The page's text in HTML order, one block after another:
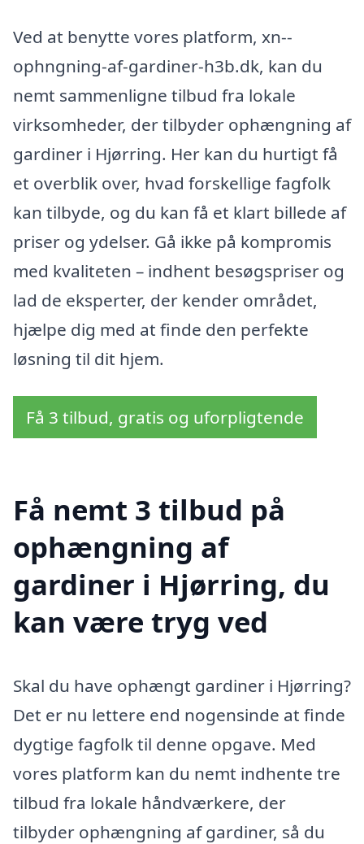
Ved at benytte vores platform, xn--
ophngning-af-gardiner-h3b.dk, kan du
nemt sammenligne tilbud fra lokale
virksomheder, der tilbyder ophængning af
gardiner i Hjørring. Her kan du hurtigt få
et overblik over, hvad forskellige fagfolk
kan tilbyde, og du kan få et klart billede af
priser og ydelser. Gå ikke på kompromis
med kvaliteten – indhent besøgspriser og
lad de eksperter, der kender området,
hjælpe dig med at finde den perfekte
løsning til dit hjem.
Få 3 tilbud, gratis og uforpligtende
Få nemt 3 tilbud på
ophængning af
gardiner i Hjørring, du
kan være tryg ved
Skal du have ophængt gardiner i Hjørring?
Det er nu lettere end nogensinde at finde
dygtige fagfolk til denne opgave. Med
vores platform kan du nemt indhente tre
tilbud fra lokale håndværkere, der
tilbyder ophængning af gardiner, så du